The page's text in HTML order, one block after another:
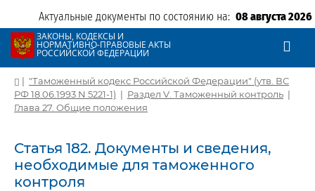
Актуальные документы по состоянию на: 08 августа 2026
ЗАКОНЫ, КОДЕКСЫ И
НОРМАТИВНО-ПРАВОВЫЕ АКТЫ
РОССИЙСКОЙ ФЕДЕРАЦИИ
| "Таможенный кодекс Российской Федерации" (утв. ВС
РФ 18.06.1993 N 5221-1) | Раздел V. Таможенный контроль |
Глава 27. Общие положения
Статья 182. Документы и сведения,
необходимые для таможенного
контроля